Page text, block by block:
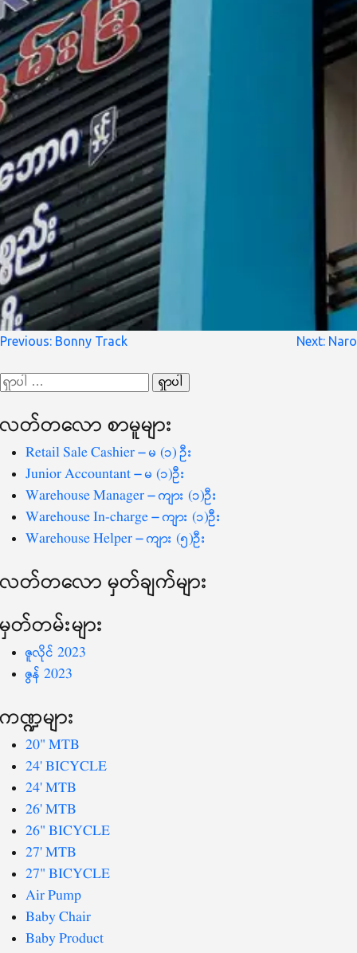
စာမူ
ပြ
Previous: Bonny Track Next: Naro
ရှာ
စကားလုံး
လတ်တ‌လော စာမူများ
Retail Sale Cashier – မ (၁) ဦး
Junior Accountant – မ (၁)ဦး
Warehouse Manager – ကျား (၁)ဦး
Warehouse In-charge – ကျား (၁)ဦး
Warehouse Helper – ကျား (၅)ဦး
လတ်တ‌လော မှတ်ချက်များ
မှတ်တမ်းများ
ဇူလိုင် 2023
ဇွန် 2023
ကဏ္ဍများ
20" MTB
24' BICYCLE
24' MTB
26' MTB
26" BICYCLE
27' MTB
27" BICYCLE
Air Pump
Baby Chair
Baby Product